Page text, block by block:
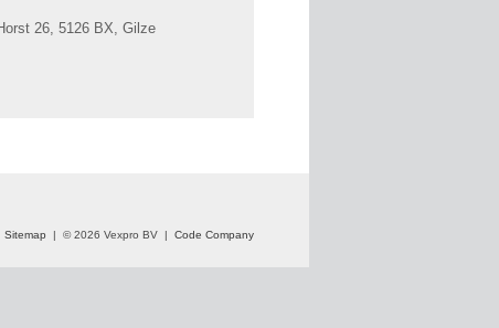
26, 5126 BX, Gilze
Sitemap | © 2026 Vexpro BV | Code Company